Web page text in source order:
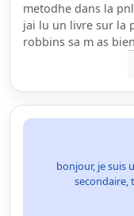
metodhe dans la
jai lu un livre sur la
robbins sa m as
bonjour, je suis
secondaire,